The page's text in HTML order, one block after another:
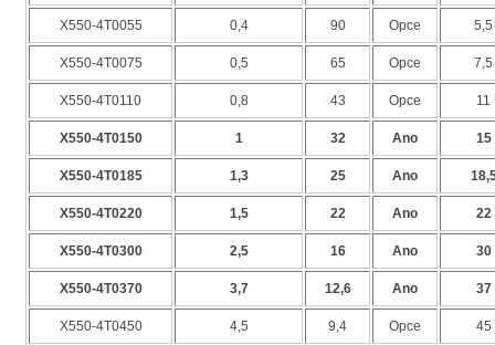
X550-4T0055 0,4 90 Opce 5,5
X550-4T0075 0,5 65 Opce 7,5
X550-4T0110 0,8 43 Opce 11
X550-4T0150 1 32 Ano 15
X550-4T0185 1,3 25 Ano
X550-4T0220 1,5 22 Ano 22
X550-4T0300 2,5 16 Ano 30
X550-4T0370 3,7 12,6 Ano 37
X550-4T0450 4,5 9,4 Opce 45